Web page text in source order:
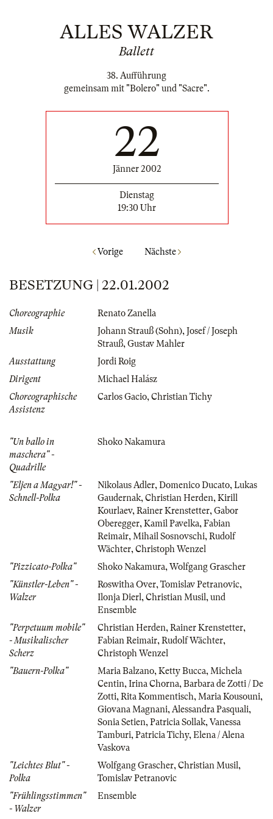
ALLES WALZER
Ballett
38. Aufführung
gemeinsam mit "Bolero" und "Sacre".
22
Jänner 2002
Dienstag
19:30 Uhr
Vorige Nächste
BESETZUNG | 22.01.2002
Choreographie
Renato Zanella
Musik
Johann Strauß (Sohn), Josef / Joseph
Strauß, Gustav Mahler
Ausstattung
Jordi Roig
Dirigent
Michael Halász
Choreographische
Assistenz
Carlos Gacio, Christian Tichy
"Un ballo in
maschera" -
Quadrille
Shoko Nakamura
"Eljen a Magyar!" -
Schnell-Polka
Nikolaus Adler, Domenico Ducato, Lukas
Gaudernak, Christian Herden, Kirill
Kourlaev, Rainer Krenstetter, Gabor
Oberegger, Kamil Pavelka, Fabian
Reimair, Mihail Sosnovschi, Rudolf
Wächter, Christoph Wenzel
"Pizzicato-Polka"
Shoko Nakamura, Wolfgang Grascher
"Künstler-Leben" -
Walzer
Roswitha Over, Tomislav Petranovic,
Ilonja Dierl , Christian Musil , und
Ensemble
"Perpetuum mobile"
- Musikalischer
Scherz
Christian Herden, Rainer Krenstetter,
Fabian Reimair, Rudolf Wächter,
Christoph Wenzel
"Bauern-Polka"
Maria Balzano, Ketty Bucca, Michela
Centin, Irina Chorna, Barbara de Zotti / De
Zotti, Rita Kommentisch, Maria Kousouni,
Giovana Magnani, Alessandra Pasquali,
Sonia Setien, Patricia Sollak, Vanessa
Tamburi, Patricia Tichy, Elena / Alena
Vaskova
"Leichtes Blut" -
Polka
Wolfgang Grascher, Christian Musil ,
Tomislav Petranovic
"Frühlingsstimmen"
- Walzer
Ensemble